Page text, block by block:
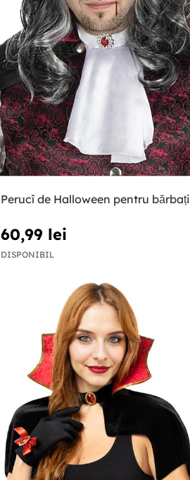
Perucî de Halloween pentru bărbați
60,99 lei
DISPONIBIL